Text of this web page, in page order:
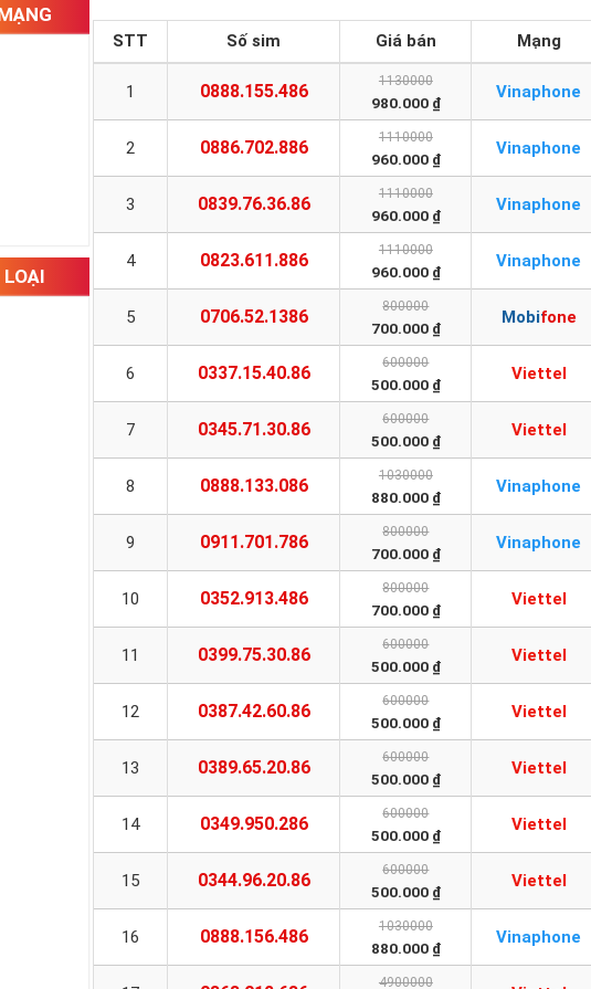
STT Số sim Giá bán Mạng
1 0888.155.486 1130000
980.000 ₫
Vinaphone
2 0886.702.886 1110000
960.000 ₫
Vinaphone
3 0839.76.36.86 1110000
960.000 ₫
Vinaphone
4 0823.611.886 1110000
960.000 ₫
Vinaphone
5 0706.52.1386 800000
700.000 ₫
Mobifone
6 0337.15.40.86 600000
500.000 ₫
Viettel
7 0345.71.30.86 600000
500.000 ₫
Viettel
8 0888.133.086 1030000
880.000 ₫
Vinaphone
9 0911.701.786 800000
700.000 ₫
Vinaphone
10 0352.913.486 800000
700.000 ₫
Viettel
11 0399.75.30.86 600000
500.000 ₫
Viettel
12 0387.42.60.86 600000
500.000 ₫
Viettel
13 0389.65.20.86 600000
500.000 ₫
Viettel
14 0349.950.286 600000
500.000 ₫
Viettel
15 0344.96.20.86 600000
500.000 ₫
Viettel
16 0888.156.486 1030000
880.000 ₫
Vinaphone
4900000